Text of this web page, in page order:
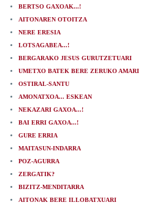
BERTSO GAXOAK...!
AITONAREN OTOITZA
NERE ERESIA
LOTSAGABEA...!
BERGARAKO JESUS GURUTZETUARI
UMETXO BATEK BERE ZERUKO AMARI
OSTIRAL-SANTU
AMONATXOA... ESKEAN
NEKAZARI GAXOA...!
BAI ERRI GAXOA...!
GURE ERRIA
MAITASUN-INDARRA
POZ-AGURRA
ZERGATIK?
BIZITZ-MENDITARRA
AITONAK BERE ILLOBATXUARI